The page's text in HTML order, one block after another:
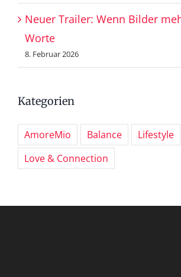
Neuer Trailer: Wenn Bilder
Worte
8. Februar 2026
Kategorien
AmoreMio Balance
Lifestyle
Love & Connection